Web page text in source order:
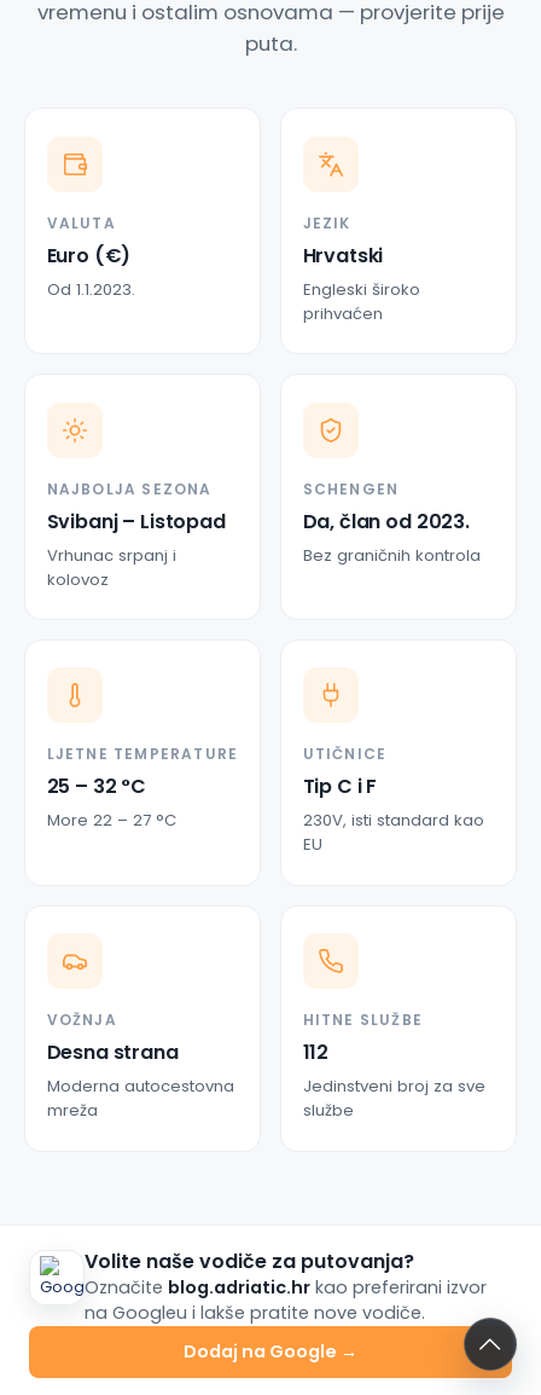
vremenu i ostalim osnovama — provjerite prije
puta.
VALUTA
Euro (€)
Od 1.1.2023.
JEZIK
Hrvatski
Engleski široko
prihvaćen
NAJBOLJA SEZONA
Svibanj – Listopad
Vrhunac srpanj i
kolovoz
SCHENGEN
Da, član od 2023.
Bez graničnih kontrola
LJETNE TEMPERATURE
25 – 32 °C
More 22 – 27 °C
UTIČNICE
Tip C i F
230V, isti standard kao
EU
VOŽNJA
Desna strana
Moderna autocestovna
mreža
HITNE SLUŽBE
112
Jedinstveni broj za sve
službe
Volite naše vodiče za putovanja?
Označite blog.adriatic.hr kao preferirani izvor
na Googleu i lakše pratite nove vodiče.
Dodaj na Google →